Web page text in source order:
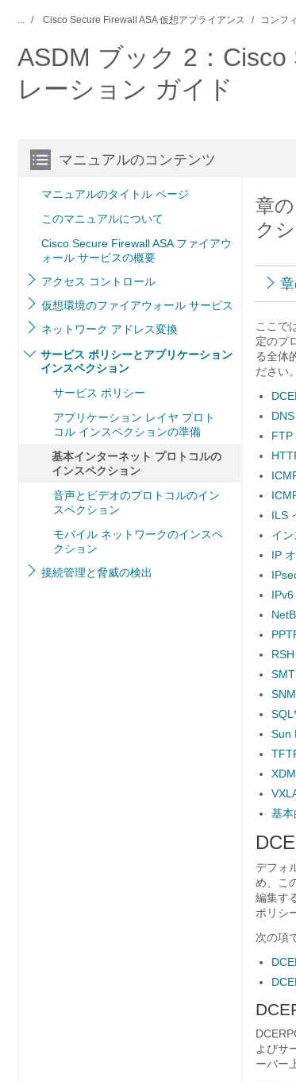
... Cisco Secure Firewall ASA 仮想アプライアンス コンフ
ASDM ブック 2：
レーション ガイド
マニュアルのコンテンツ
マニュアルのタイトル ページ
このマニュアルについて
Cisco Secure Firewall ASA ファイアウ
ォール サービスの概要
アクセス コントロール
仮想環境のファイアウォール サービス
ネットワーク アドレス変換
サービス ポリシーとアプリケーション
インスペクション
サービス ポリシー
アプリケーション レイヤ プロト
コル インスペクションの準備
基本インターネット プロトコルの
インスペクション
音声とビデオのプロトコルのイン
スペクション
モバイル ネットワークのインスペ
クション
接続管理と脅威の検出
章
ク
ここで
定のプ
る全体
ださい。
FTP
ILS
イ
IP
Sun
基本
デフォ
め、こ
編集す
ポリシ
次の項
よびサ
ーバー